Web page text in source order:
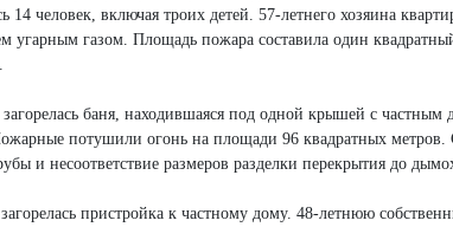
человек, включая троих детей. 57-летнего хозяина
угарным газом. Площадь пожара составила один
баня, находившаяся под одной крышей с частным
потушили огонь на площади 96 квадратных
и несоответствие размеров разделки перекрытия до
пристройка к частному дому. 48-летнюю